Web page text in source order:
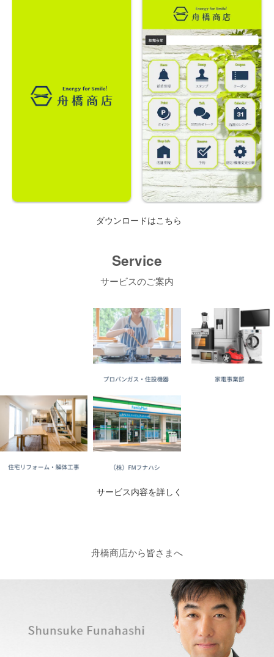
ダウンロードはこちら
Service
サービスのご案内
サービス内容を詳しく
舟橋商店から皆さまへ